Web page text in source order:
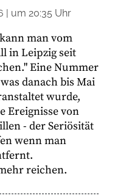
| um 20:35 Uhr
man vom
in Leipzig seit
Eine Nummer
danach bis Mai
wurde,
Ereignisse von
- der Seriösität
wenn man
reichen.